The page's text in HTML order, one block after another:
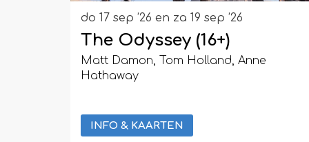
The Odyssey (16+)
Matt Damon, Tom Holland, Anne
Hathaway
do 17 sep ’26 en za 19 sep ’26
INFO & KAARTEN